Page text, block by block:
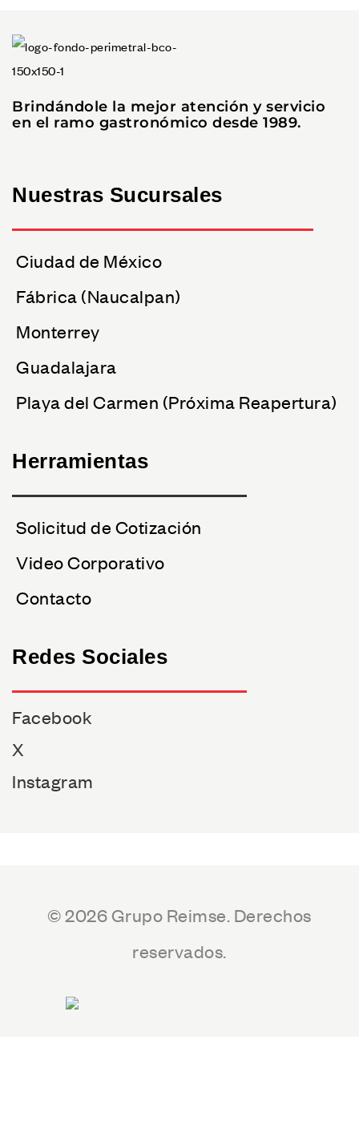
Brindándole la mejor atención y servicio
en el ramo gastronómico desde 1989.
Nuestras Sucursales
Ciudad de México
Fábrica (Naucalpan)
Monterrey
Guadalajara
Playa del Carmen (Próxima Reapertura)
Herramientas
Solicitud de Cotización
Video Corporativo
Contacto
Redes Sociales
Facebook
X
Instagram
© 2026 Grupo Reimse. Derechos
reservados.